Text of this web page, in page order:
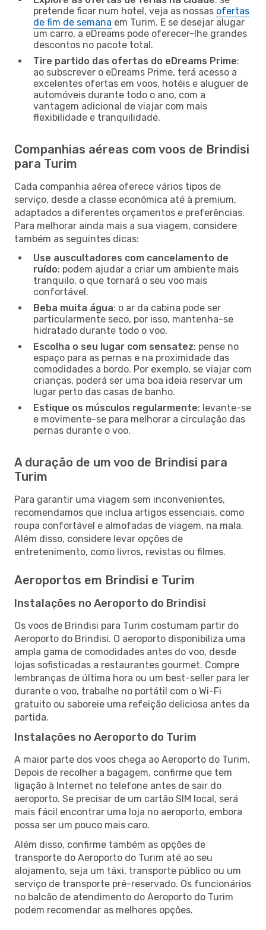
pretende ficar num hotel, veja as nossas ofertas
de fim de semana em Turim. E se desejar alugar
um carro, a eDreams pode oferecer-lhe grandes
descontos no pacote total.
Tire partido das ofertas do eDreams Prime:
ao subscrever o eDreams Prime, terá acesso a
excelentes ofertas em voos, hotéis e aluguer de
automóveis durante todo o ano, com a
vantagem adicional de viajar com mais
flexibilidade e tranquilidade.
Companhias aéreas com voos de Brindisi
para Turim
Cada companhia aérea oferece vários tipos de
serviço, desde a classe económica até à premium,
adaptados a diferentes orçamentos e preferências.
Para melhorar ainda mais a sua viagem, considere
também as seguintes dicas:
Use auscultadores com cancelamento de
ruído: podem ajudar a criar um ambiente mais
tranquilo, o que tornará o seu voo mais
confortável.
Beba muita água: o ar da cabina pode ser
particularmente seco, por isso, mantenha-se
hidratado durante todo o voo.
Escolha o seu lugar com sensatez: pense no
espaço para as pernas e na proximidade das
comodidades a bordo. Por exemplo, se viajar com
crianças, poderá ser uma boa ideia reservar um
lugar perto das casas de banho.
Estique os músculos regularmente: levante-se
e movimente-se para melhorar a circulação das
pernas durante o voo.
A duração de um voo de Brindisi para
Turim
Para garantir uma viagem sem inconvenientes,
recomendamos que inclua artigos essenciais, como
roupa confortável e almofadas de viagem, na mala.
Além disso, considere levar opções de
entretenimento, como livros, revistas ou filmes.
Aeroportos em Brindisi e Turim
Instalações no Aeroporto do Brindisi
Os voos de Brindisi para Turim costumam partir do
Aeroporto do Brindisi. O aeroporto disponibiliza uma
ampla gama de comodidades antes do voo, desde
lojas sofisticadas a restaurantes gourmet. Compre
lembranças de última hora ou um best-seller para ler
durante o voo, trabalhe no portátil com o Wi-Fi
gratuito ou saboreie uma refeição deliciosa antes da
partida.
Instalações no Aeroporto do Turim
A maior parte dos voos chega ao Aeroporto do Turim.
Depois de recolher a bagagem, confirme que tem
ligação à Internet no telefone antes de sair do
aeroporto. Se precisar de um cartão SIM local, será
mais fácil encontrar uma loja no aeroporto, embora
possa ser um pouco mais caro.
Além disso, confirme também as opções de
transporte do Aeroporto do Turim até ao seu
alojamento, seja um táxi, transporte público ou um
serviço de transporte pré-reservado. Os funcionários
no balcão de atendimento do Aeroporto do Turim
podem recomendar as melhores opções.